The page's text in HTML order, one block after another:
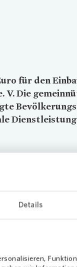
Details
für den
Die
des Projekts,
Vonoviahat es mit
die unsere
Das hilft
Vielen Dank!"